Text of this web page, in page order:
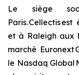
Le siège
Paris. Cellectis
et à Raleigh aux
marché Euronext
le Nasdaq Global